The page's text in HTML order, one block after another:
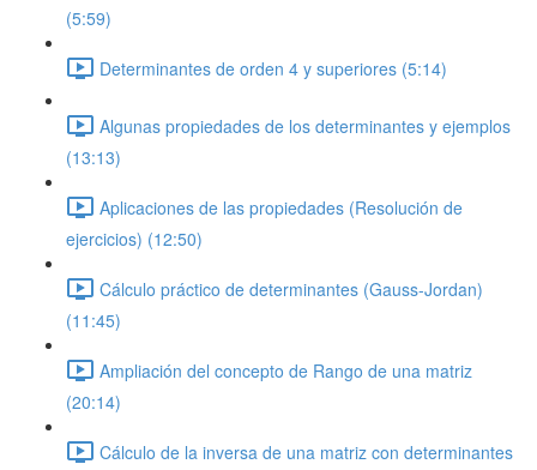
(5:59)
Determinantes de orden 4 y superiores (5:14)
Algunas propiedades de los determinantes y ejemplos
(13:13)
Aplicaciones de las propiedades (Resolución de
ejercicios) (12:50)
Cálculo práctico de determinantes (Gauss-Jordan)
(11:45)
Ampliación del concepto de Rango de una matriz
(20:14)
Cálculo de la inversa de una matriz con determinantes